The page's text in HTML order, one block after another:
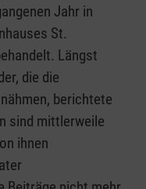
Jahr in
St.
Längst
die die
berichtete
sind mittlerweile
ihnen